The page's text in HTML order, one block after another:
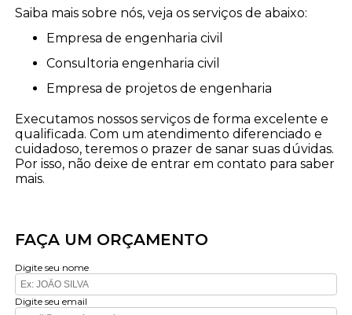
Saiba mais sobre nós, veja os serviços de abaixo:
empresa de engenharia civil
consultoria engenharia civil
empresa de projetos de engenharia
Executamos nossos serviços de forma excelente e
qualificada. Com um atendimento diferenciado e
cuidadoso, teremos o prazer de sanar suas dúvidas.
Por isso, não deixe de entrar em contato para saber
mais.
FAÇA UM ORÇAMENTO
Digite seu nome
Digite seu email